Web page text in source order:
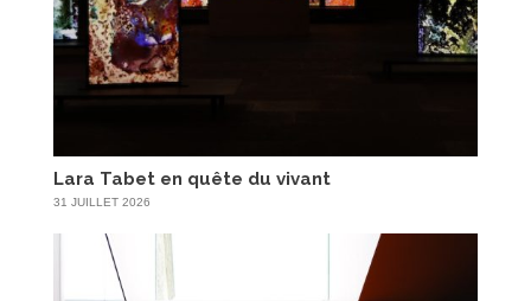
Lara Tabet en quête du vivant
31 JUILLET 2026